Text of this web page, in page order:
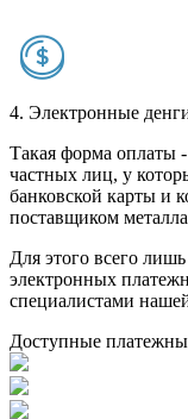
4. Электронные
Такая форма оплаты
частных лиц, у
банковской карты и
поставщиком
Для этого всего
электронных
специалистами
Доступные